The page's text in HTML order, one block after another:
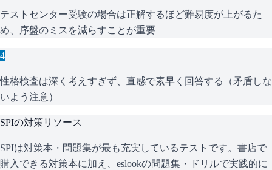
テストセンター受験の場合は正解するほど難易度が上がるた
め、序盤のミスを減らすことが重要
4
性格検査は深く考えすぎず、直感で素早く回答する（矛盾しな
いよう注意）
SPIの対策リソース
SPIは対策本・問題集が最も充実しているテストです。書店で
購入できる対策本に加え、eslookの問題集・ドリルで実践的に